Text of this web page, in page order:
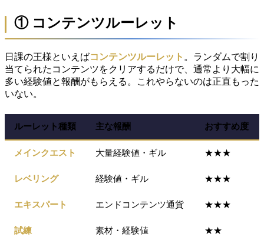
① コンテンツルーレット
日課の王様といえばコンテンツルーレット 。ランダムで割り
当てられたコンテンツをクリアするだけで、通常より大幅に
多い経験値と報酬がもらえる。これやらないのは正直もった
いない。
ルーレット種類 主な報酬 おすすめ度
メインクエスト 大量経験値・ギル ★★★
レベリング 経験値・ギル ★★★
エキスパート エンドコンテンツ通貨 ★★★
試練 素材・経験値 ★★